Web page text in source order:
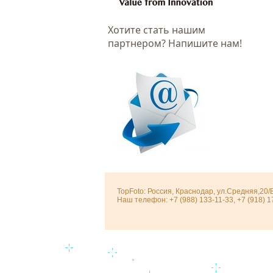
Хотитe стать нашим
партнером? Напишите нам!
TopFoto: Россия, Краснодар, ул.Средняя,20/
Наш телефон: +7 (988) 133-11-33, +7 (918)